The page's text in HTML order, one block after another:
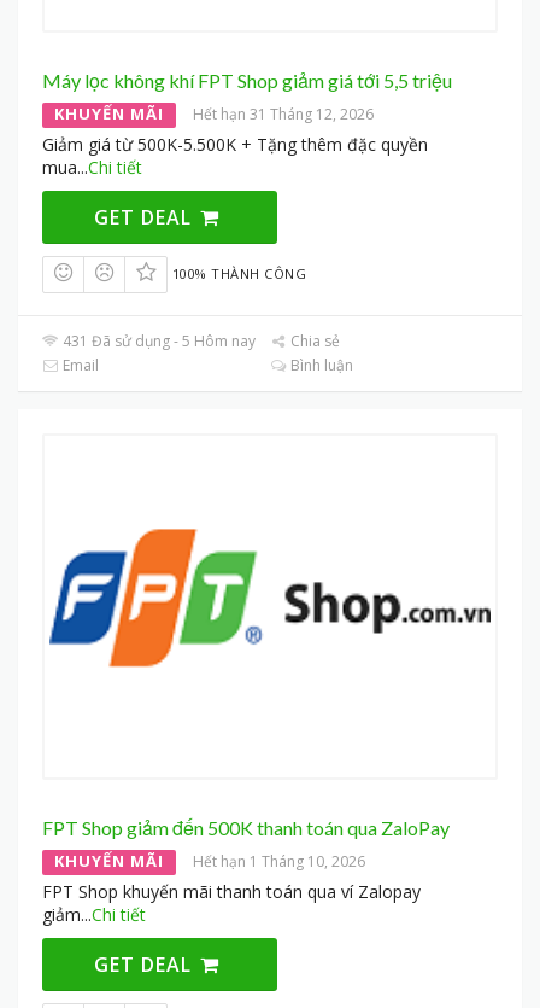
Máy lọc không khí FPT Shop giảm giá tới 5,5 triệu
KHUYẾN MÃI Hết hạn 31 Tháng 12, 2026
Giảm giá từ 500K-5.500K + Tặng thêm đặc quyền
mua...Chi tiết
GET DEAL
100% THÀNH CÔNG
431 Đã sử dụng - 5 Hôm nay
Chia sẻ
Email
Bình luận
FPT Shop giảm đến 500K thanh toán qua ZaloPay
KHUYẾN MÃI Hết hạn 1 Tháng 10, 2026
FPT Shop khuyến mãi thanh toán qua ví Zalopay
giảm...Chi tiết
GET DEAL